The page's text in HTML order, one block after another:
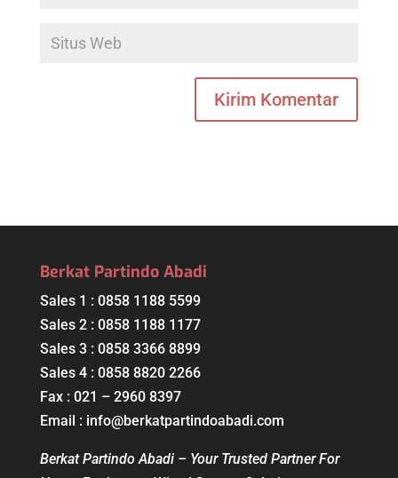
Berkat Partindo Abadi
Sales 1 : 0858 1188 5599
Sales 2 : 0858 1188 1177
Sales 3 : 0858 3366 8899
Sales 4 : 0858 8820 2266
Fax : 021 – 2960 8397
Email : info@berkatpartindoabadi.com
Berkat Partindo Abadi – Your Trusted Partner For